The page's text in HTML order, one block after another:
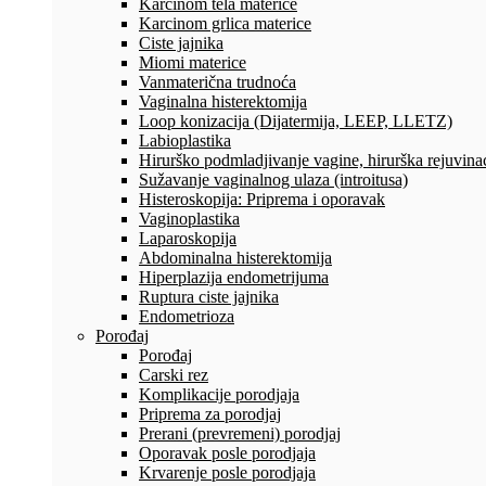
Karcinom tela materice
Karcinom grlica materice
Ciste jajnika
Miomi materice
Vanmaterična trudnoća
Vaginalna histerektomija
Loop konizacija (Dijatermija, LEEP, LLETZ)
Labioplastika
Hirurško podmladjivanje vagine, hirurška
Sužavanje vaginalnog ulaza (introitusa)
Histeroskopija: Priprema i oporavak
Vaginoplastika
Laparoskopija
Abdominalna histerektomija
Hiperplazija endometrijuma
Ruptura ciste jajnika
Endometrioza
Porođaj
Porođaj
Carski rez
Komplikacije porodjaja
Priprema za porodjaj
Prerani (prevremeni) porodjaj
Oporavak posle porodjaja
Krvarenje posle porodjaja